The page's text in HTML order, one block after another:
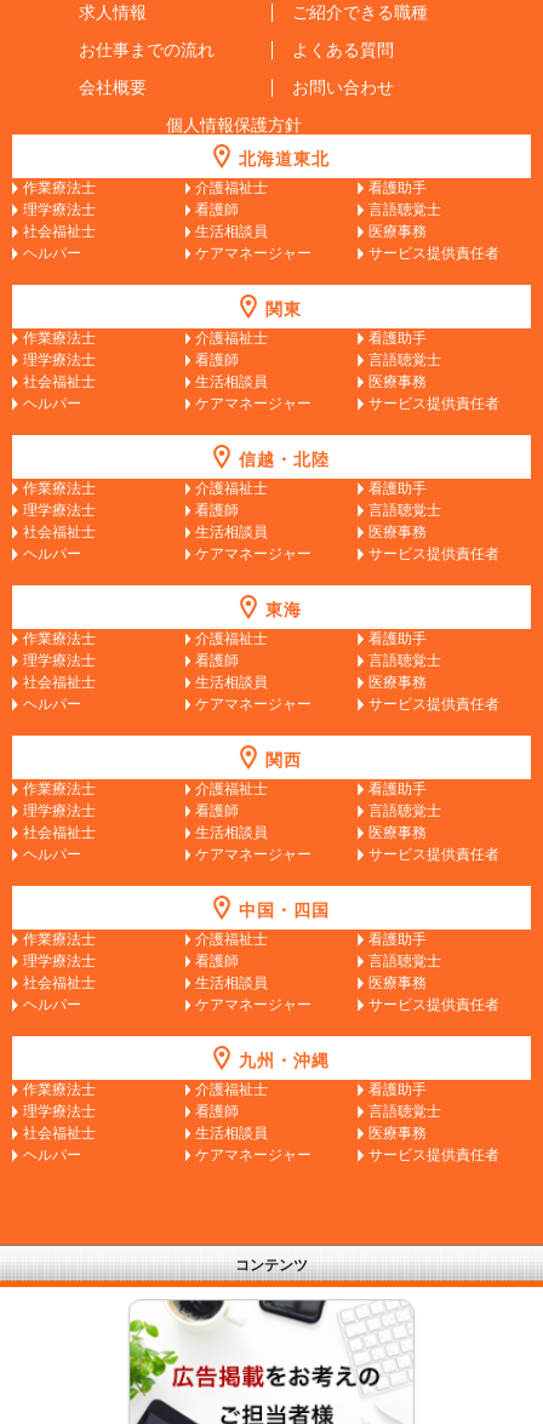
求人情報
ご紹介できる職種
お仕事までの流れ
よくある質問
会社概要
お問い合わせ
個人情報保護方針
北海道東北
作業療法士 介護福祉士
看護助手
理学療法士
看護師
言語聴覚士
社会福祉士
生活相談員
医療事務
ヘルパー
ケアマネージャー サービス提供責任者
関東
作業療法士 介護福祉士
看護助手
理学療法士
看護師
言語聴覚士
社会福祉士
生活相談員
医療事務
ヘルパー
ケアマネージャー サービス提供責任者
信越・北陸
作業療法士 介護福祉士
看護助手
理学療法士
看護師
言語聴覚士
社会福祉士
生活相談員
医療事務
ヘルパー
ケアマネージャー サービス提供責任者
東海
作業療法士 介護福祉士
看護助手
理学療法士
看護師
言語聴覚士
社会福祉士
生活相談員
医療事務
ヘルパー
ケアマネージャー サービス提供責任者
関西
作業療法士 介護福祉士
看護助手
理学療法士
看護師
言語聴覚士
社会福祉士
生活相談員
医療事務
ヘルパー
ケアマネージャー サービス提供責任者
中国・四国
作業療法士 介護福祉士
看護助手
理学療法士
看護師
言語聴覚士
社会福祉士
生活相談員
医療事務
ヘルパー
ケアマネージャー サービス提供責任者
九州・沖縄
作業療法士 介護福祉士
看護助手
理学療法士
看護師
言語聴覚士
社会福祉士
生活相談員
医療事務
ヘルパー
ケアマネージャー サービス提供責任者
コンテンツ